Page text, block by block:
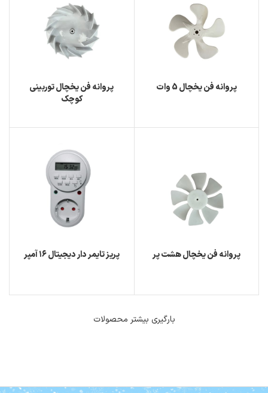
پروانه فن یخچال 5 وات
پروانه فن یخچال توربینی
کوچک
پروانه فن یخچال هشت پر پریز تایمر دار دیجیتال ۱۶ آمپر
بارگیری بیشتر محصولات